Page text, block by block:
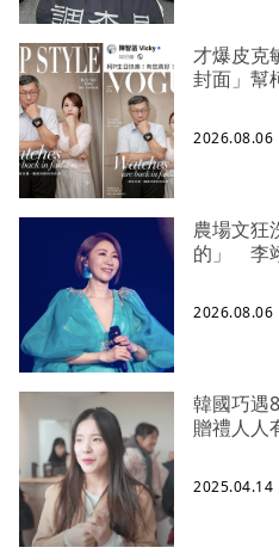
才爆皮
封面」幫
2026.08.06
農場文狂
的」 李
2026.08.06
韓國巧
贈禮人人
2025.04.14